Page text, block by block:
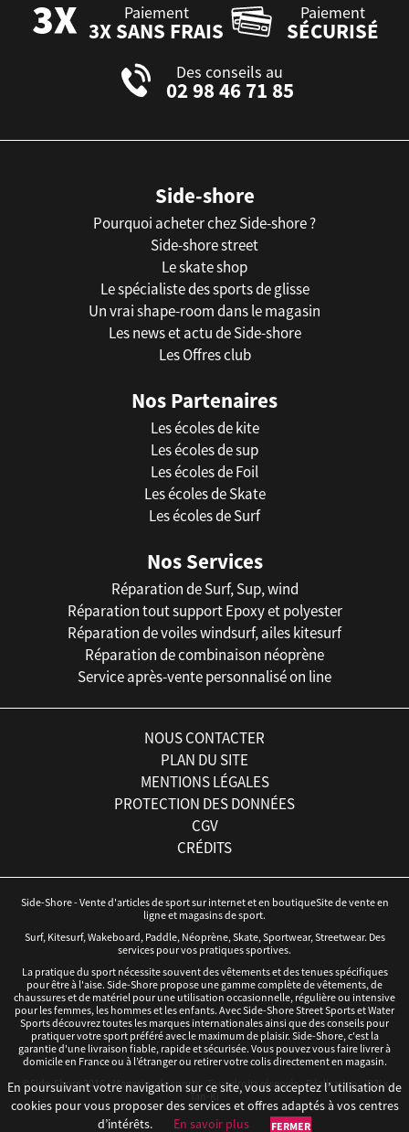
Paiement
3X SANS FRAIS
Paiement
SÉCURISÉ
Des conseils au
02 98 46 71 85
Side-shore
Pourquoi acheter chez Side-shore ?
Side-shore street
Le skate shop
Le spécialiste des sports de glisse
Un vrai shape-room dans le magasin
Les news et actu de Side-shore
Les Offres club
Nos Partenaires
Les écoles de kite
Les écoles de sup
Les écoles de Foil
Les écoles de Skate
Les écoles de Surf
Nos Services
Réparation de Surf, Sup, wind
Réparation tout support Epoxy et polyester
Réparation de voiles windsurf, ailes kitesurf
Réparation de combinaison néoprène
Service après-vente personnalisé on line
NOUS CONTACTER
PLAN DU SITE
MENTIONS LÉGALES
PROTECTION DES DONNÉES
CGV
CRÉDITS
Side-Shore - Vente d'articles de sport sur internet et en boutiqueSite de vente en
ligne et magasins de sport.
Surf, Kitesurf, Wakeboard, Paddle, Néoprène, Skate, Sportwear, Streetwear. Des
services pour vos pratiques sportives.
La pratique du sport nécessite souvent des vêtements et des tenues spécifiques
pour être à l'aise. Side-Shore propose une gamme complète de vêtements, de
chaussures et de matériel pour une utilisation occasionnelle, régulière ou intensive
pour les femmes, les hommes et les enfants. Avec Side-Shore Street Sports et Water
Sports découvrez toutes les marques internationales ainsi que des conseils pour
pratiquer votre sport préféré avec le maximum de plaisir. Side-Shore, c'est la
garantie d'une livraison fiable, rapide et sécurisée. Vous pouvez vous faire livrer à
domicile en France ou à l’étranger ou retirer votre colis directement en magasin.
©Side-Shore 2016 - Magasins de sports - Tous droits réservés - Réalisation :iD3ix
Tan-Ki
En poursuivant votre navigation sur ce site, vous acceptez l’utilisation de
cookies pour vous proposer des services et offres adaptés à vos centres
d’intérêts.
En savoir plus FERMER